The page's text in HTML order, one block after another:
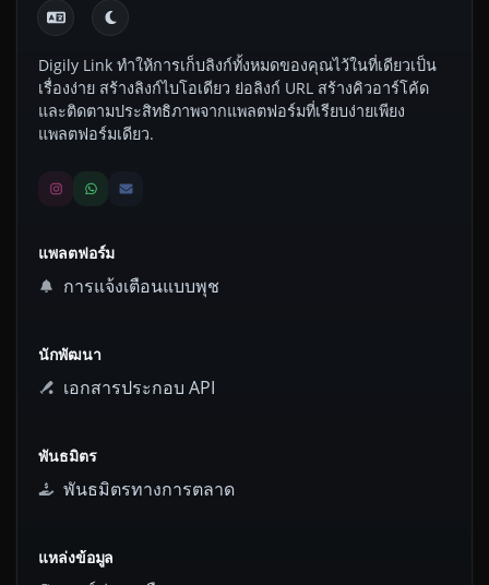
Digily Link ทำให้การเก็บลิงก์ทั้งหมดของคุณไว้ในที่เดียวเป็น
เรื่องง่าย สร้างลิงก์ไบโอเดียว ย่อลิงก์ URL สร้างคิวอาร์โค้ด
และติดตามประสิทธิภาพจากแพลตฟอร์มที่เรียบง่ายเพียง
แพลตฟอร์มเดียว.
แพลตฟอร์ม
การแจ้งเตือนแบบพุช
นักพัฒนา
เอกสารประกอบ API
พันธมิตร
พันธมิตรทางการตลาด
แหล่งข้อมูล